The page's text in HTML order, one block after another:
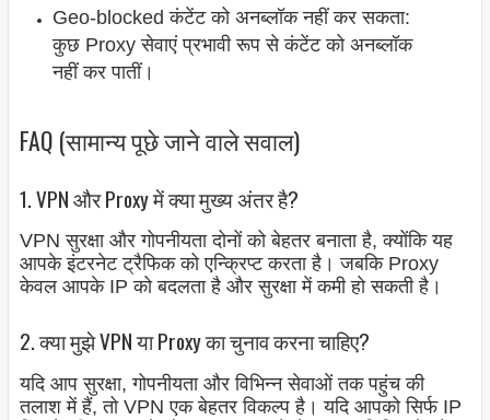
Geo-blocked कंटेंट को अनब्लॉक नहीं कर सकता:
कुछ Proxy सेवाएं प्रभावी रूप से कंटेंट को अनब्लॉक
नहीं कर पातीं।
FAQ (सामान्य पूछे जाने वाले सवाल)
1. VPN और Proxy में क्या मुख्य अंतर है?
VPN सुरक्षा और गोपनीयता दोनों को बेहतर बनाता है, क्योंकि यह
आपके इंटरनेट ट्रैफिक को एन्क्रिप्ट करता है। जबकि Proxy
केवल आपके IP को बदलता है और सुरक्षा में कमी हो सकती है।
2. क्या मुझे VPN या Proxy का चुनाव करना चाहिए?
यदि आप सुरक्षा, गोपनीयता और विभिन्न सेवाओं तक पहुंच की
तलाश में हैं, तो VPN एक बेहतर विकल्प है। यदि आपको सिर्फ IP